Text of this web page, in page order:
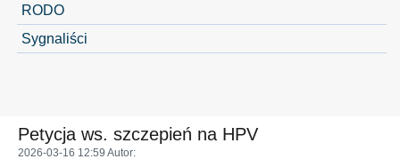
RODO
Sygnaliści
Petycja ws. szczepień na HPV
2026-03-16 12:59 Autor: